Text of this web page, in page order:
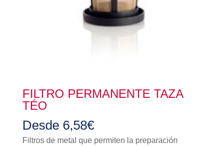
FILTRO PERMANENTE TAZA
TÉO
Desde 6,58€
Filtros de metal que permiten la preparación